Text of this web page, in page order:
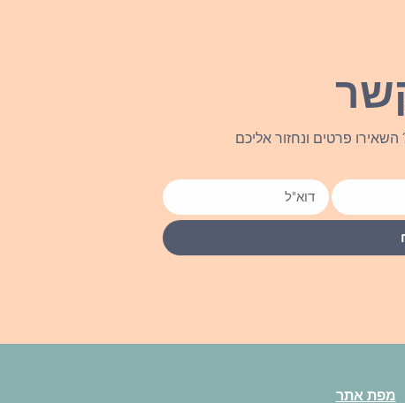
פרטים ונחזור אליכם
מפת אתר